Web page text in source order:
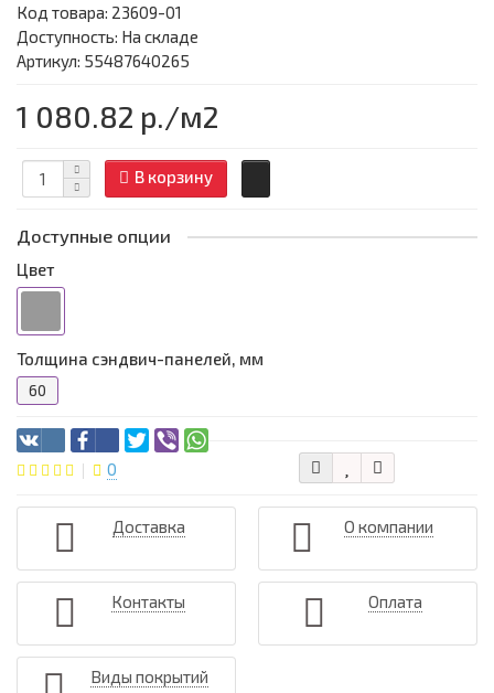
Код товара: 23609-01
Доступность: На складе
Артикул: 55487640265
1 080.82 р./м2
В корзину
Доступные опции
Цвет
Толщина сэндвич-панелей, мм
60
0
Доставка О компании
Контакты Оплата
Виды покрытий